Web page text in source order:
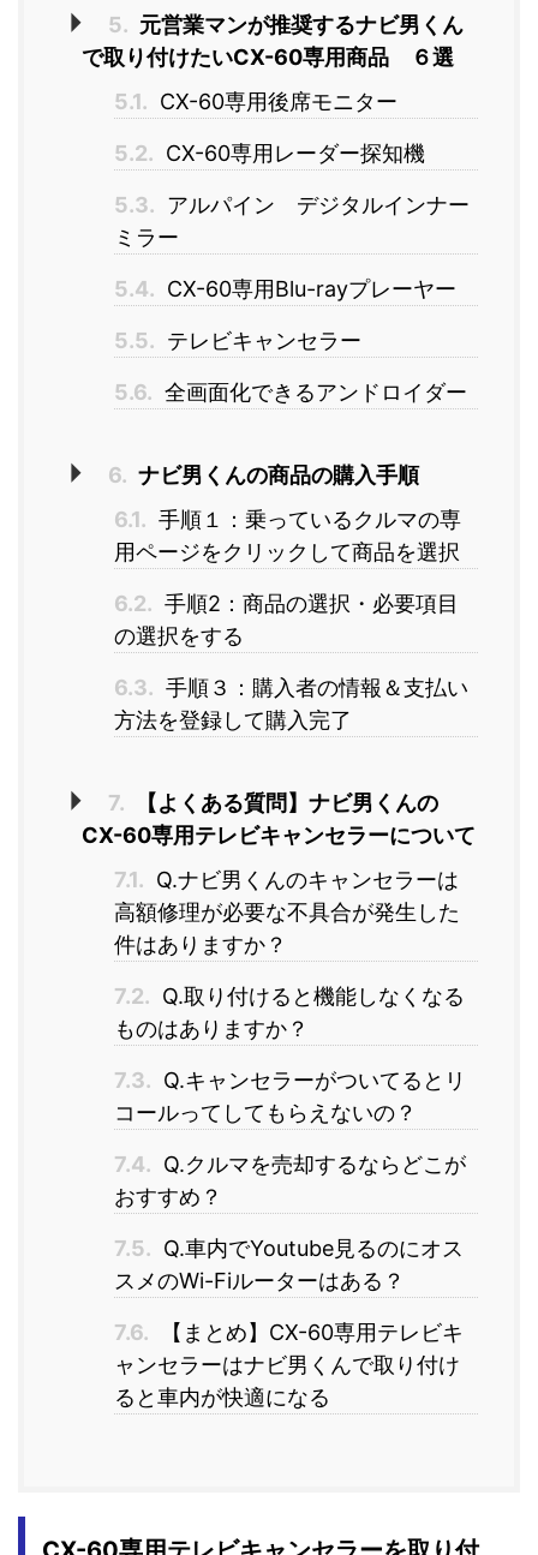
5. 元営業マンが推奨するナビ男くん
で取り付けたいCX-60専用商品 ６選
5.1. CX-60専用後席モニター
5.2. CX-60専用レーダー探知機
5.3. アルパイン デジタルインナー
ミラー
5.4. CX-60専用Blu-rayプレーヤー
5.5. テレビキャンセラー
5.6. 全画面化できるアンドロイダー
6. ナビ男くんの商品の購入手順
6.1. 手順１：乗っているクルマの専
用ページをクリックして商品を選択
6.2. 手順2：商品の選択・必要項目
の選択をする
6.3. 手順３：購入者の情報＆支払い
方法を登録して購入完了
7.
【よくある質問】ナビ男くんの
CX-60専用テレビキャンセラーについて
7.1. Q.ナビ男くんのキャンセラーは
高額修理が必要な不具合が発生した
件はありますか？
7.2. Q.取り付けると機能しなくなる
ものはありますか？
7.3. Q.キャンセラーがついてるとリ
コールってしてもらえないの？
7.4. Q.クルマを売却するならどこが
おすすめ？
7.5. Q.車内でYoutube見るのにオス
スメのWi-Fiルーターはある？
7.6.
【まとめ】CX-60専用テレビキ
ャンセラーはナビ男くんで取り付け
ると車内が快適になる